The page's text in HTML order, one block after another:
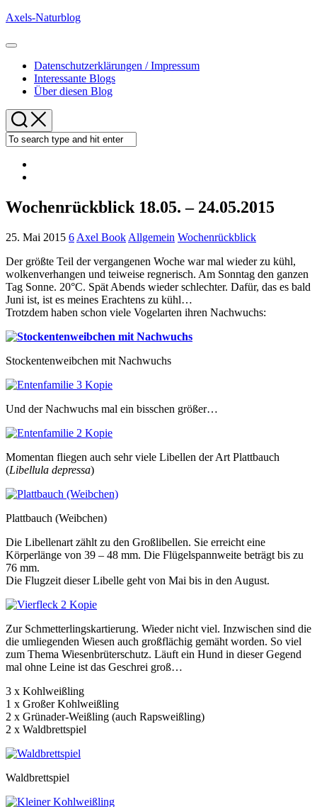
Skip
content
Axels-Naturblog
Expand
Datenschutzerklärungen / Impressum
Interessante Blogs
Über diesen Blog
Wochenrückblick 18.05. – 24.05.2015
25. Mai 2015 6 Axel Book Allgemein Wochenrückblick
Der größte Teil der vergangenen Woche war mal wieder zu kühl,
wolkenverhangen und teiweise regnerisch. Am Sonntag den ganzen
Tag Sonne. 20°C. Spät Abends wieder schlechter. Dafür, das es bald
Juni ist, ist es meines Erachtens zu kühl…
Trotzdem haben schon viele Vogelarten ihren Nachwuchs:
Stockentenweibchen mit Nachwuchs
Und der Nachwuchs mal ein bisschen größer…
Momentan fliegen auch sehr viele Libellen der Art Plattbauch
(Libellula depressa)
Plattbauch (Weibchen)
Die Libellenart zählt zu den Großlibellen. Sie erreicht eine
Körperlänge von 39 – 48 mm. Die Flügelspannweite beträgt bis zu
76 mm.
Die Flugzeit dieser Libelle geht von Mai bis in den August.
Zur Schmetterlingskartierung. Wieder nicht viel. Inzwischen sind die
die umliegenden Wiesen auch großflächig gemäht worden. So viel
zum Thema Wiesenbrüterschutz. Läuft ein Hund in dieser Gegend
mal ohne Leine ist das Geschrei groß…
3 x Kohlweißling
1 x Großer Kohlweißling
2 x Grünader-Weißling (auch Rapsweißling)
2 x Waldbrettspiel
Waldbrettspiel